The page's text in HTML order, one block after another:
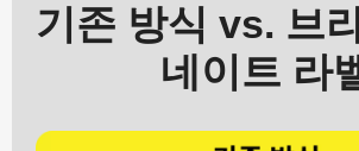
기존 방식 vs. 브
네이트 라